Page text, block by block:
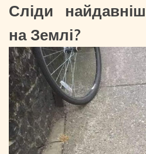
Сліди
на Землі?